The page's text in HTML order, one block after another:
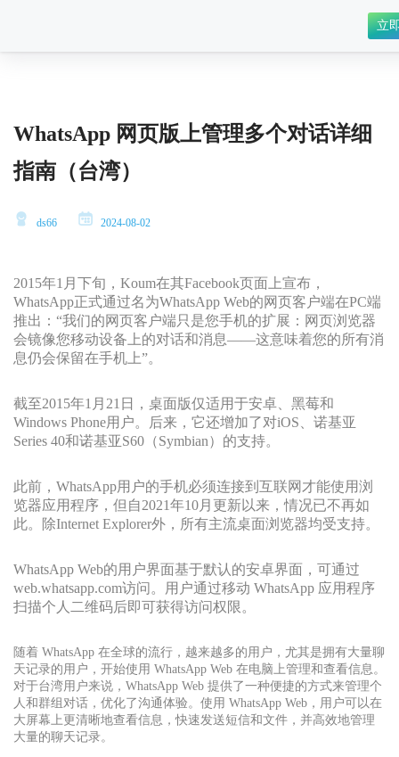
立
WhatsApp 网页版上管理多个对话详细
指南（台湾）
ds66 2024-08-02
2015年1月下旬，Koum在其Facebook页面上宣布，
WhatsApp正式通过名为WhatsApp Web的网页客户端在PC端
推出：“我们的网页客户端只是您手机的扩展：网页浏览器
会镜像您移动设备上的对话和消息——这意味着您的所有消
息仍会保留在手机上”。
截至2015年1月21日，桌面版仅适用于安卓、黑莓和
Windows Phone用户。后来，它还增加了对iOS、诺基亚
Series 40和诺基亚S60（Symbian）的支持。
此前，WhatsApp用户的手机必须连接到互联网才能使用浏
览器应用程序，但自2021年10月更新以来，情况已不再如
此。除Internet Explorer外，所有主流桌面浏览器均受支持。
WhatsApp Web的用户界面基于默认的安卓界面，可通过
web.whatsapp.com访问。用户通过移动 WhatsApp 应用程序
扫描个人二维码后即可获得访问权限。
随着 WhatsApp 在全球的流行，越来越多的用户，尤其是拥有大量聊
天记录的用户，开始使用 WhatsApp Web 在电脑上管理和查看信息。
对于台湾用户来说，WhatsApp Web 提供了一种便捷的方式来管理个
人和群组对话，优化了沟通体验。使用 WhatsApp Web，用户可以在
大屏幕上更清晰地查看信息，快速发送短信和文件，并高效地管理
大量的聊天记录。